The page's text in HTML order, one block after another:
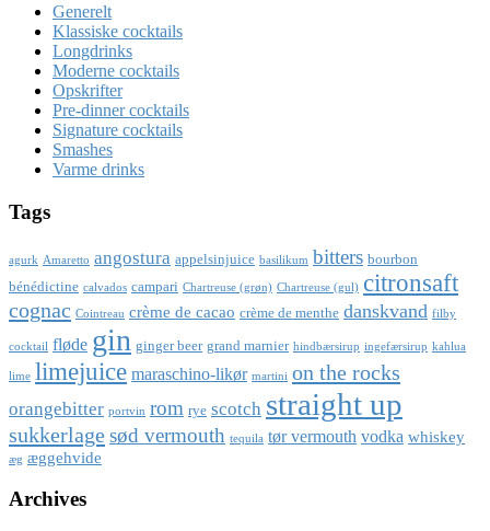
Generelt
Klassiske cocktails
Longdrinks
Moderne cocktails
Opskrifter
Pre-dinner cocktails
Signature cocktails
Smashes
Varme drinks
Tags
agurk Amaretto angostura appelsinjuice basilikum bitters bourbon
bénédictine calvados campari Chartreuse (grøn) Chartreuse (gul) citronsaft
cognac Cointreau crème de cacao crème de menthe danskvand filby
cocktail fløde gin ginger beer grand marnier hindbærsirup ingefærsirup kahlua
lime limejuice maraschino-likør martini on the rocks
orangebitter portvin rom rye scotch straight up
sukkerlagesød vermouth tequila tør vermouth vodka whiskey
æg æggehvide
Archives